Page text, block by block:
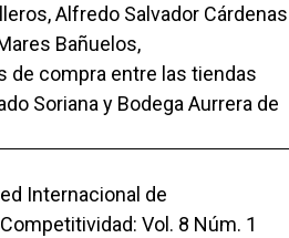
Alfredo Salvador Cárdenas
Bañuelos,
de compra entre las tiendas
Soriana y Bodega Aurrera de
Internacional de
Vol. 8 Núm. 1